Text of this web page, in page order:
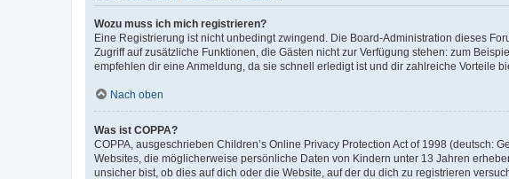
Wozu muss ich mich registrieren?
Eine Registrierung ist nicht unbedingt zwingend. Die Board-Administration dieses
Zugriff auf zusätzliche Funktionen, die Gästen nicht zur Verfügung stehen: zum
empfehlen dir eine Anmeldung, da sie schnell erledigt ist und dir zahlreiche Vorteile
Nach oben
Was ist COPPA?
COPPA, ausgeschrieben Children’s Online Privacy Protection Act of 1998 (deutsch:
Websites, die möglicherweise persönliche Daten von Kindern unter 13 Jahren
unsicher bist, ob dies auf dich oder die Website, auf der du dich zu registrieren